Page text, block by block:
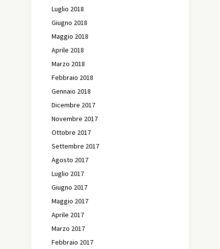
Luglio 2018
Giugno 2018
Maggio 2018
Aprile 2018
Marzo 2018
Febbraio 2018
Gennaio 2018
Dicembre 2017
Novembre 2017
Ottobre 2017
Settembre 2017
Agosto 2017
Luglio 2017
Giugno 2017
Maggio 2017
Aprile 2017
Marzo 2017
Febbraio 2017